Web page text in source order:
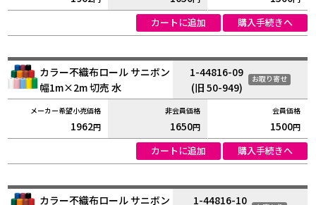
カートに追加 購入手続きへ
カラー不織布ロール サニボン
幅1m×2m 切売 水
1-44816-09
(旧 50-949)
お取り寄せ
1962円 1650円 1500円
カートに追加 購入手続きへ
カラー不織布ロール サニボン 1-44816-10